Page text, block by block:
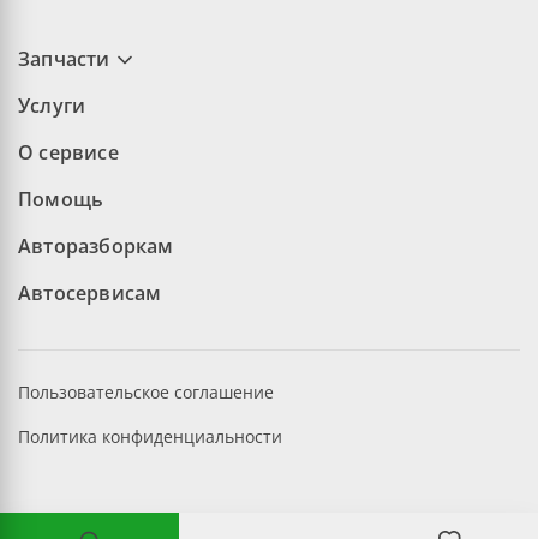
Запчасти
Услуги
О сервисе
Помощь
Авторазборкам
Автосервисам
©2026 aopt.ru — Все права защищены
Пользовательское соглашение
Политика конфиденциальности